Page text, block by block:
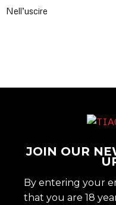
Nell’uscire
JOIN OUR
By entering your
that you are 18